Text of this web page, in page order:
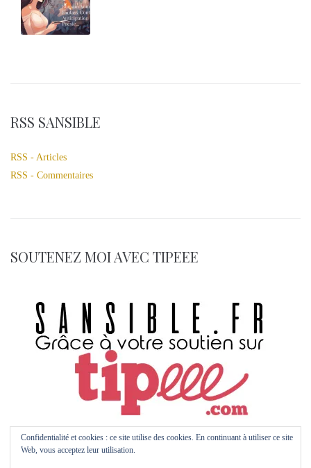
RSS SANSIBLE
RSS - Articles
RSS - Commentaires
SOUTENEZ MOI AVEC TIPEEE
Confidentialité et cookies : ce site utilise des cookies. En continuant à utiliser ce site
Web, vous acceptez leur utilisation.